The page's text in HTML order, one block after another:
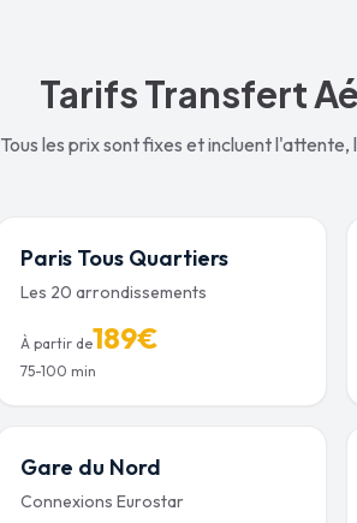
Tarifs Transfert
Tous les prix sont fixes et incluent
Paris Tous Quartiers
Les 20 arrondissements
À partir de189€
75-100 min
Gare du Nord
Connexions Eurostar